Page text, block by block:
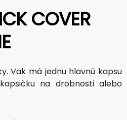
COVER
Vak má jednu hlavnú kapsu
na drobnosti alebo